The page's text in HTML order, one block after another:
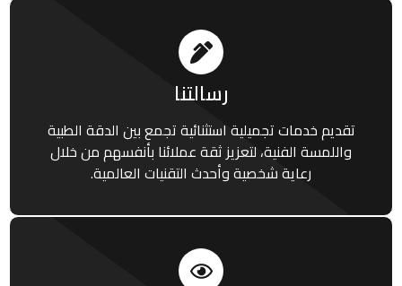
رسالتنا
تقديم خدمات تجميلية استثنائية تجمع بين الدقة الطبية
واللمسة الفنية، لتعزيز ثقة عملائنا بأنفسهم من خلال
رعاية شخصية وأحدث التقنيات العالمية.